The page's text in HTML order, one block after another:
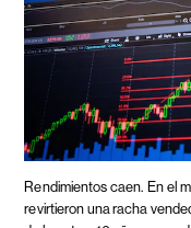
Rendimientos caen. En el
revirtieron una racha